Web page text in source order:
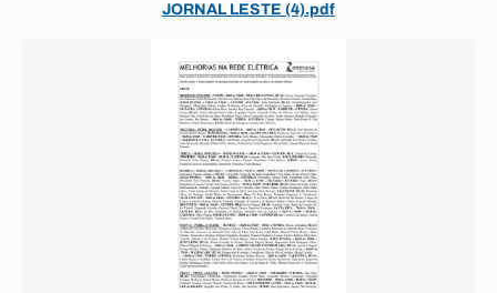
JORNAL LESTE (4).pdf